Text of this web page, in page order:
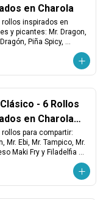
en Charola
rollos inspirados en
y picantes: Mr. Dragon,
Piña Spicy,
Salmón y Avocado Maki
atrevido y lleno de
- 6 Rollos
en Charola
para compartir:
Mr. Ebi, Mr. Tampico, Mr.
Maki Fry y Filadelfia